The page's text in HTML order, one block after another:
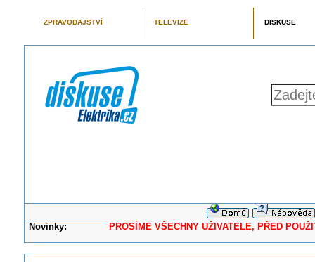
ZPRAVODAJSTVÍ TELEVIZE DISKUSE
Novinky: PROSÍME VŠECHNY UŽIVATELE, PŘED